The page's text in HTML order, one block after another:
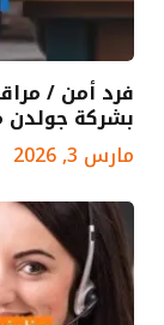
فرد أمن /
بشركة جولدن
مارس 3, 2026